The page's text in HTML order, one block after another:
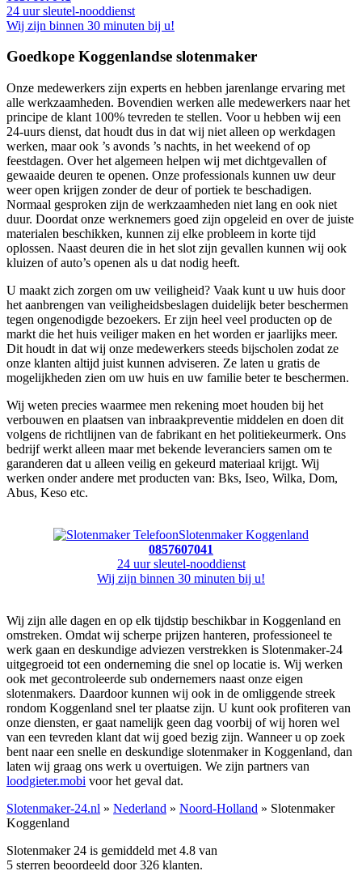
24 uur sleutel-nooddienst
Wij zijn binnen 30 minuten bij u!
Goedkope Koggenlandse slotenmaker
Onze medewerkers zijn experts en hebben jarenlange ervaring met
alle werkzaamheden. Bovendien werken alle medewerkers naar het
principe de klant 100% tevreden te stellen. Voor u hebben wij een
24-uurs dienst, dat houdt dus in dat wij niet alleen op werkdagen
werken, maar ook ’s avonds ’s nachts, in het weekend of op
feestdagen. Over het algemeen helpen wij met dichtgevallen of
gewaaide deuren te openen. Onze professionals kunnen uw deur
weer open krijgen zonder de deur of portiek te beschadigen.
Normaal gesproken zijn de werkzaamheden niet lang en ook niet
duur. Doordat onze werknemers goed zijn opgeleid en over de juiste
materialen beschikken, kunnen zij elke probleem in korte tijd
oplossen. Naast deuren die in het slot zijn gevallen kunnen wij ook
kluizen of auto’s openen als u dat nodig heeft.
U maakt zich zorgen om uw veiligheid? Vaak kunt u uw huis door
het aanbrengen van veiligheidsbeslagen duidelijk beter beschermen
tegen ongenodigde bezoekers. Er zijn heel veel producten op de
markt die het huis veiliger maken en het worden er jaarlijks meer.
Dit houdt in dat wij onze medewerkers steeds bijscholen zodat ze
onze klanten altijd juist kunnen adviseren. Ze laten u gratis de
mogelijkheden zien om uw huis en uw familie beter te beschermen.
Wij weten precies waarmee men rekening moet houden bij het
verbouwen en plaatsen van inbraakpreventie middelen en doen dit
volgens de richtlijnen van de fabrikant en het politiekeurmerk. Ons
bedrijf werkt alleen maar met bekende leveranciers samen om te
garanderen dat u alleen veilig en gekeurd materiaal krijgt. Wij
werken onder andere met producten van: Bks, Iseo, Wilka, Dom,
Abus, Keso etc.
Slotenmaker Koggenland
0857607041
24 uur sleutel-nooddienst
Wij zijn binnen 30 minuten bij u!
Wij zijn alle dagen en op elk tijdstip beschikbar in Koggenland en
omstreken. Omdat wij scherpe prijzen hanteren, professioneel te
werk gaan en deskundige adviezen verstrekken is Slotenmaker-24
uitgegroeid tot een onderneming die snel op locatie is. Wij werken
ook met gecontroleerde sub ondernemers naast onze eigen
slotenmakers. Daardoor kunnen wij ook in de omliggende streek
rondom Koggenland snel ter plaatse zijn. U kunt ook profiteren van
onze diensten, er gaat namelijk geen dag voorbij of wij horen wel
van een tevreden klant dat wij goed bezig zijn. Wanneer u op zoek
bent naar een snelle en deskundige slotenmaker in Koggenland, dan
laten wij graag ons werk u overtuigen. We zijn partners van
loodgieter.mobi voor het geval dat.
Slotenmaker-24.nl » Nederland » Noord-Holland » Slotenmaker
Koggenland
Slotenmaker 24 is gemiddeld met 4.8 van
5 sterren beoordeeld door 326 klanten.